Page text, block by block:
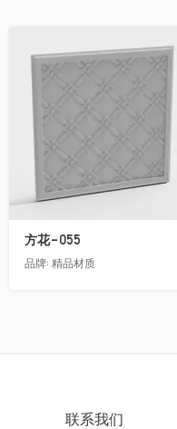
收藏
方花-055
品牌:精品材质
联系我们